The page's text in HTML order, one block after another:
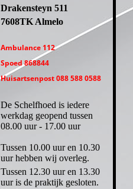
Drakensteyn 511
7608TK Almelo
Ambulance 112
Spoed 868844
Huisartsenpost 088 588 0588
De Schelfhoed is iedere
werkdag geopend tussen
08.00 uur - 17.00 uur
Tussen 10.00 uur en 10.30
uur hebben wij overleg.
Tussen 12.30 uur en 13.30
uur is de praktijk gesloten.